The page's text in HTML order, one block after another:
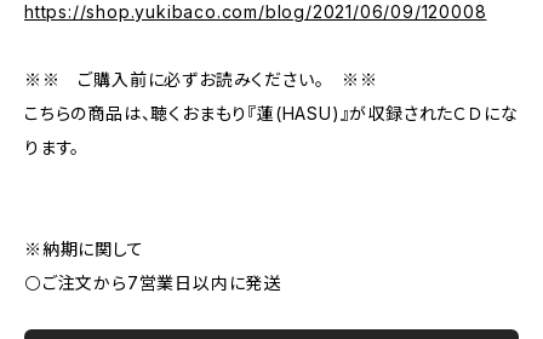
https://shop.yukibaco.com/blog/2021/06/09/120008
※※ ご購入前に必ずお読みください。 ※※
こちらの商品は、聴くおまもり『蓮(HASU)』が収録されたＣＤにな
ります。
※納期に関して
⚪ご注文から7営業日以内に発送